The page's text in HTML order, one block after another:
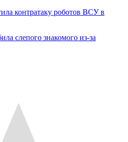
контратаку роботов ВСУ в
слепого знакомого из-за